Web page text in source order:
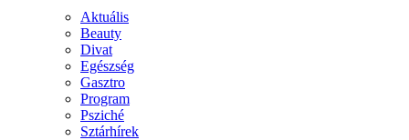
Aktuális
Beauty
Divat
Egészség
Gasztro
Program
Psziché
Sztárhírek